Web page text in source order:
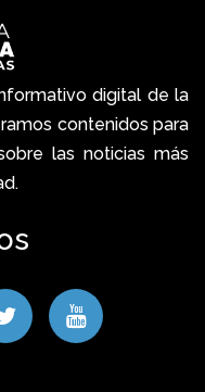
digital de la
contenidos para
las noticias más